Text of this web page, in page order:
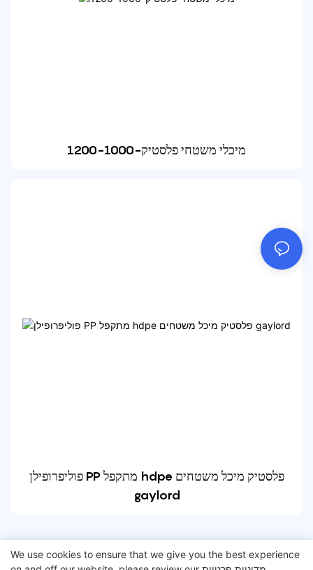
מיכלי משטחי פלסטיק-1200-1000
פוליפרופילן PP מתקפל hdpe פלסטיק מיכל משטחים
gaylord
We use cookies to ensure that we give you the best experience